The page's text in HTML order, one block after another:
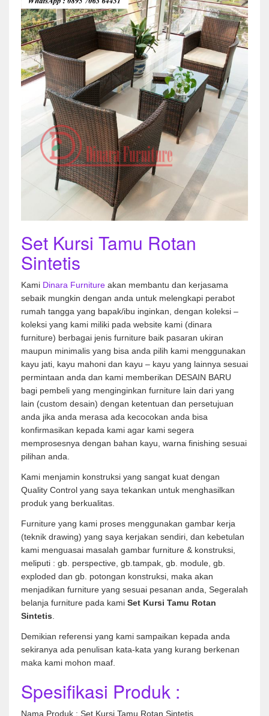
Set Kursi Tamu Rotan
Sintetis
Kami Dinara Furniture akan membantu dan kerjasama
sebaik mungkin dengan anda untuk melengkapi perabot
rumah tangga yang bapak/ibu inginkan, dengan koleksi –
koleksi yang kami miliki pada website kami (dinara
furniture) berbagai jenis furniture baik pasaran ukiran
maupun minimalis yang bisa anda pilih kami menggunakan
kayu jati, kayu mahoni dan kayu – kayu yang lainnya sesuai
permintaan anda dan kami memberikan DESAIN BARU
bagi pembeli yang menginginkan furniture lain dari yang
lain (custom desain) dengan ketentuan dan persetujuan
anda jika anda merasa ada kecocokan anda bisa
konfirmasikan kepada kami agar kami segera
memprosesnya dengan bahan kayu, warna finishing sesuai
pilihan anda.
Kami menjamin konstruksi yang sangat kuat dengan
Quality Control yang saya tekankan untuk menghasilkan
produk yang berkualitas.
Furniture yang kami proses menggunakan gambar kerja
(teknik drawing) yang saya kerjakan sendiri, dan kebetulan
kami menguasai masalah gambar furniture & konstruksi,
meliputi : gb. perspective, gb.tampak, gb. module, gb.
exploded dan gb. potongan konstruksi, maka akan
menjadikan furniture yang sesuai pesanan anda, Segeralah
belanja furniture pada kami Set Kursi Tamu Rotan
Sintetis
Demikian referensi yang kami sampaikan kepada anda
sekiranya ada penulisan kata-kata yang kurang berkenan
maka kami mohon maaf.
Spesifikasi Produk :
Nama Produk : Set Kursi Tamu Rotan Sintetis